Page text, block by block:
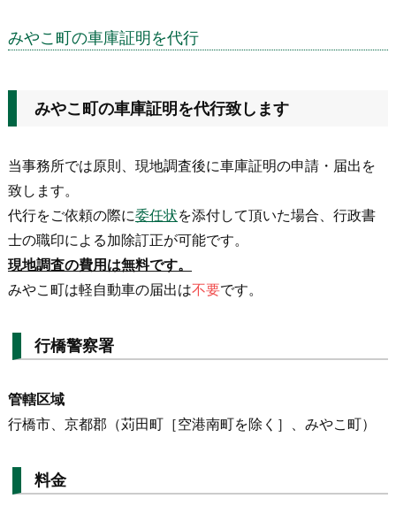
みやこ町の車庫証明を代行
みやこ町の車庫証明を代行致します
当事務所では原則、現地調査後に車庫証明の申請・届出を
致します。
代行をご依頼の際に委任状を添付して頂いた場合、行政書
士の職印による加除訂正が可能です。
現地調査の費用は無料です。
みやこ町は軽自動車の届出は不要です。
行橋警察署
管轄区域
行橋市、京都郡（苅田町［空港南町を除く］、みやこ町）
料金